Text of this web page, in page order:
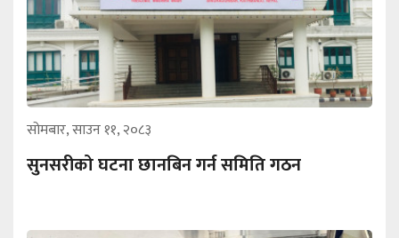
सोमबार, साउन ११, २०८३
सुनसरीको घटना छानबिन गर्न समिति गठन